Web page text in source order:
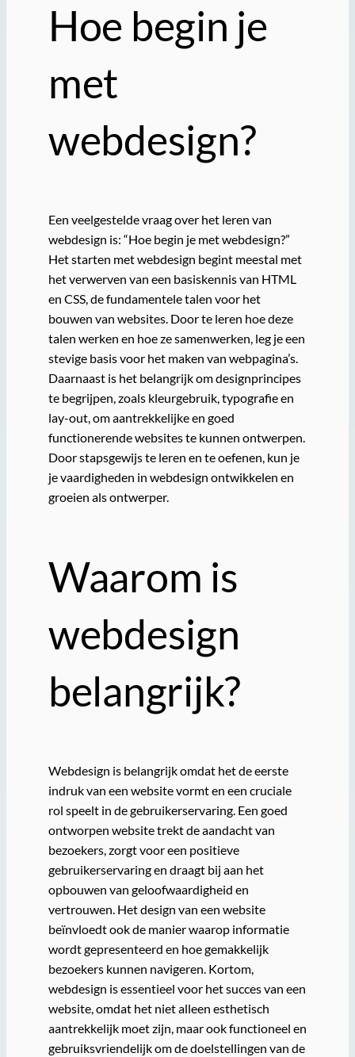
Hoe begin je
met
webdesign?
Een veelgestelde vraag over het leren van
webdesign is: “Hoe begin je met webdesign?”
Het starten met webdesign begint meestal met
het verwerven van een basiskennis van HTML
en CSS, de fundamentele talen voor het
bouwen van websites. Door te leren hoe deze
talen werken en hoe ze samenwerken, leg je een
stevige basis voor het maken van webpagina’s.
Daarnaast is het belangrijk om designprincipes
te begrijpen, zoals kleurgebruik, typografie en
lay-out, om aantrekkelijke en goed
functionerende websites te kunnen ontwerpen.
Door stapsgewijs te leren en te oefenen, kun je
je vaardigheden in webdesign ontwikkelen en
groeien als ontwerper.
Waarom is
webdesign
belangrijk?
Webdesign is belangrijk omdat het de eerste
indruk van een website vormt en een cruciale
rol speelt in de gebruikerservaring. Een goed
ontworpen website trekt de aandacht van
bezoekers, zorgt voor een positieve
gebruikerservaring en draagt bij aan het
opbouwen van geloofwaardigheid en
vertrouwen. Het design van een website
beïnvloedt ook de manier waarop informatie
wordt gepresenteerd en hoe gemakkelijk
bezoekers kunnen navigeren. Kortom,
webdesign is essentieel voor het succes van een
website, omdat het niet alleen esthetisch
aantrekkelijk moet zijn, maar ook functioneel en
gebruiksvriendelijk om de doelstellingen van de